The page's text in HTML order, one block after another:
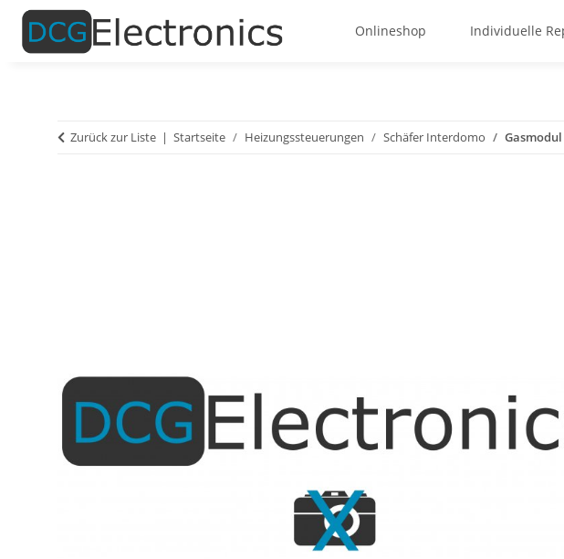
Onlineshop Individuelle
Zurück zur Liste Startseite Heizungssteuerungen Schäfer Interdomo Gasmodul